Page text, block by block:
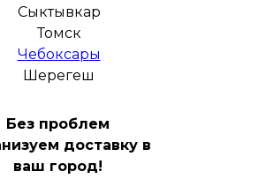
Сыктывкар
Томск
Чебоксары
Шерегеш
Без проблем
доставку в
ваш город!